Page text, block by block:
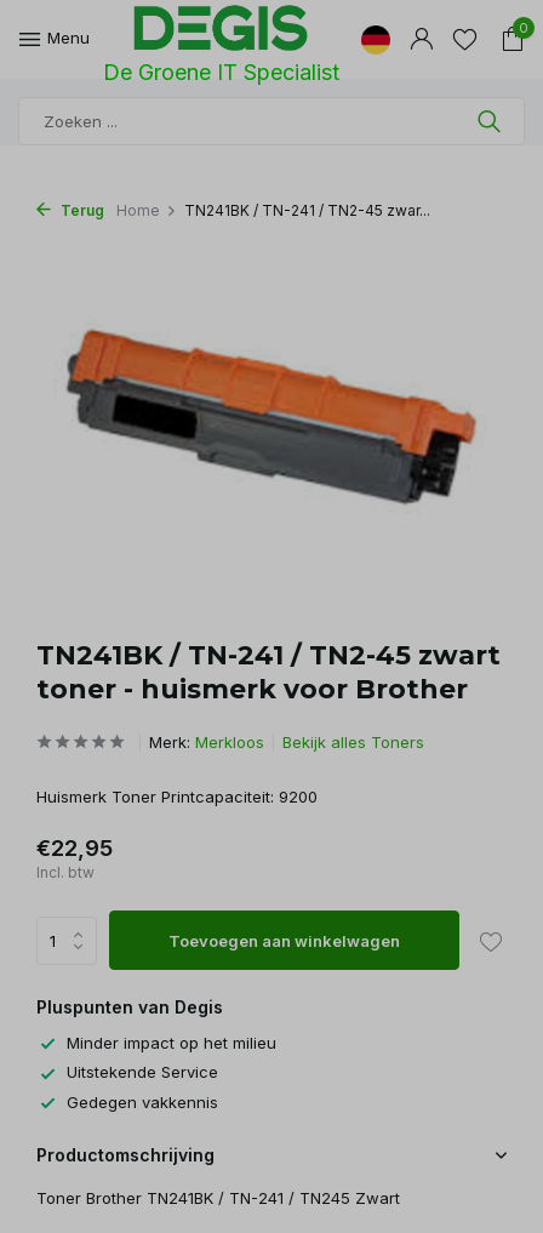
Menu
De Groene IT Specialist
0
Terug Home TN241BK / TN-241 / TN2-45 zwar...
TN241BK / TN-241 / TN2-45 zwart
toner - huismerk voor Brother
Merk: Merkloos Bekijk alles Toners
Huismerk Toner Printcapaciteit: 9200
€22,95
Incl. btw
Toevoegen aan winkelwagen
Pluspunten van Degis
Minder impact op het milieu
Uitstekende Service
Gedegen vakkennis
Productomschrijving
Toner Brother TN241BK / TN-241 / TN245 Zwart